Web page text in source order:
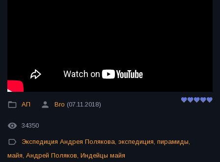
АП Bro (07.11.2018)
34350
Экспедиция Андрея Полякова, экспедиция, пирамиды,
майя, Андрей Поляков, Индейцы майя